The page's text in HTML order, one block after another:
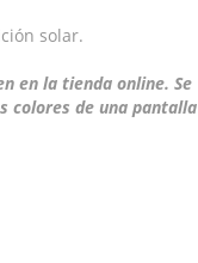
solar.
en la tienda online. Se
colores de una pantalla